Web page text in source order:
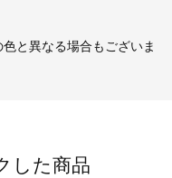
と異なる場合もございま
した商品